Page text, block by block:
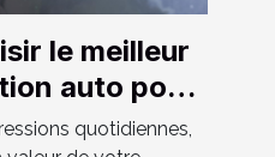
le meilleur
auto pour
?
quotidiennes,